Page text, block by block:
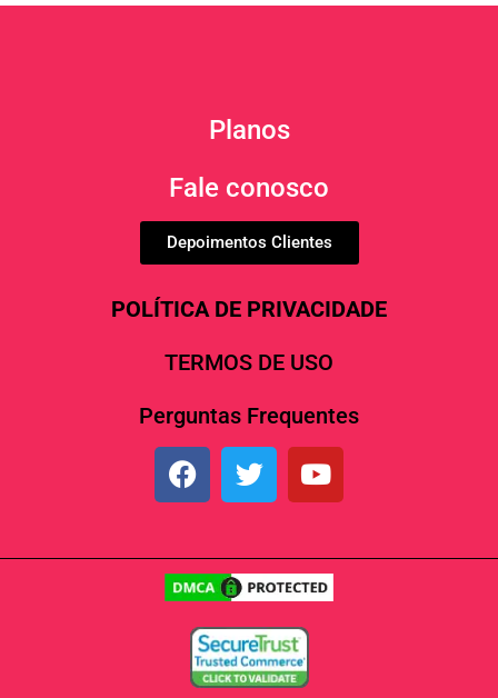
Planos
Fale conosco
Depoimentos Clientes
POLÍTICA DE PRIVACIDADE
TERMOS DE USO
Perguntas Frequentes